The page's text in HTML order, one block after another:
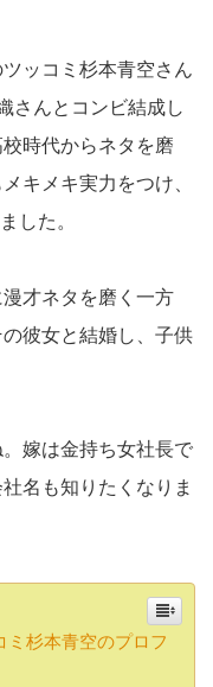
ッコミ杉本青空さん
さんとコンビ結成し
時代からネタを磨
キメキ実力をつけ、
した。
才ネタを磨く一方
彼女と結婚し、子供
嫁は金持ち女社長で
名も知りたくなりま
ミ杉本青空のプロフ